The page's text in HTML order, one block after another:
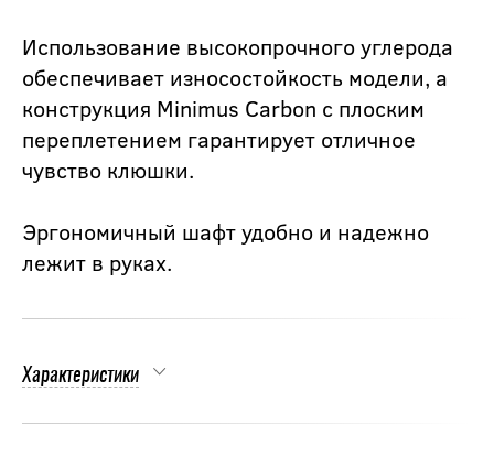
Использование высокопрочного углерода
обеспечивает износостойкость модели, а
конструкция Minimus Carbon с плоским
переплетением гарантирует отличное
чувство клюшки.
Эргономичный шафт удобно и надежно
лежит в руках.
Характеристики